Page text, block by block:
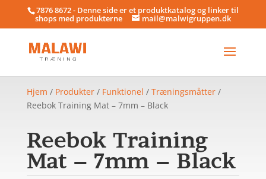
7876 8672 - Denne side er et produktkatalog og linker til
shops med produkterne mail@malwigruppen.dk
Hjem / Produkter/ Funktionel / Træningsmåtter/
Reebok Training Mat – 7mm – Black
Reebok Training
Mat – 7mm – Black